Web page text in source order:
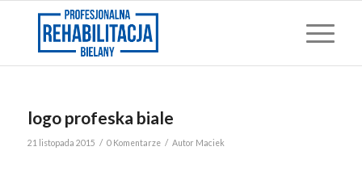
logo profeska biale
21 listopada 2015 / 0 Komentarze / Autor Maciek